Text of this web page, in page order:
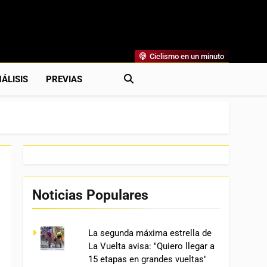
Previas Y Más. La Web Ciclista De Referencia.
Ciclismo en un minuto
PREVIAS
Noticias Populares
La segunda máxima estrella de
La Vuelta avisa: "Quiero llegar a
15 etapas en grandes vueltas"